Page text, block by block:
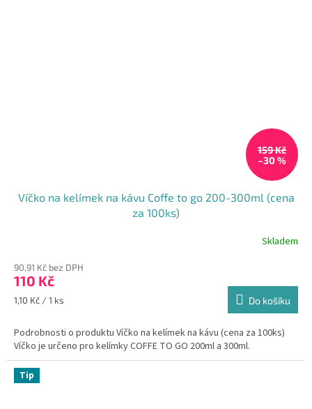
159 Kč
–30 %
Víčko na kelímek na kávu Coffe to go 200-300ml (cena
za 100ks)
produktu
je
5,0
hvězdiček.
Skladem
90,91 Kč bez DPH
110 Kč
Měrná
1,10 Kč / 1 ks Do košíku
Podrobnosti o produktu Víčko na kelímek na kávu (cena za 100ks)
Víčko je určeno pro kelímky COFFE TO GO 200ml a 300ml.
Tip